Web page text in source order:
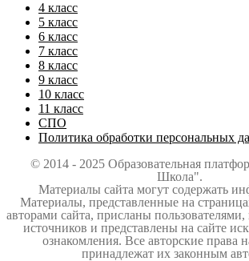
4 класс
5 класс
6 класс
7 класс
8 класс
9 класс
10 класс
11 класс
СПО
Политика обработки персональных
© 2014 - 2025 Образовательная
Школа".
Материалы сайта могут содержать
Материалы, представленные на
авторами сайта, присланы
источников и представлены на сайте
ознакомления. Все авторские права
принадлежат их законным